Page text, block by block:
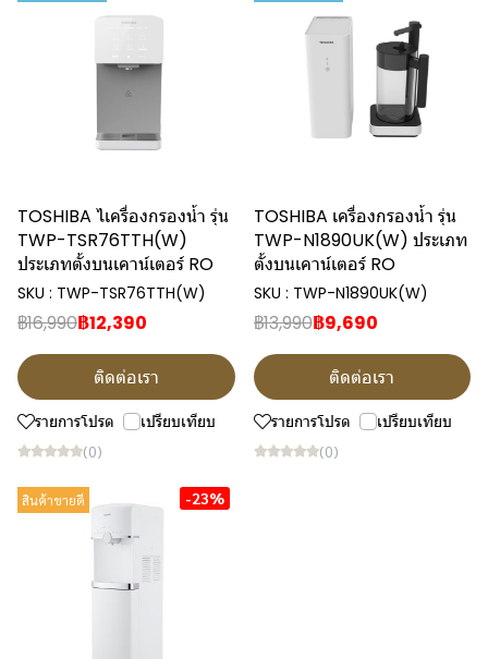
TOSHIBA ไเครื่องกรองน้ำ รุ่น
TWP-TSR76TTH(W)
ประเภทตั้งบนเคาน์เตอร์ RO
SKU : TWP-TSR76TTH(W)
฿16,990฿12,390
ติดต่อเรา
รายการโปรด เปรียบเทียบ
(0)
TOSHIBA เครื่องกรองน้ำ รุ่น
TWP-N1890UK(W) ประเภท
ตั้งบนเคาน์เตอร์ RO
SKU : TWP-N1890UK(W)
฿13,990฿9,690
ติดต่อเรา
รายการโปรด เปรียบเทียบ
(0)
สินค้าขายดี -23%